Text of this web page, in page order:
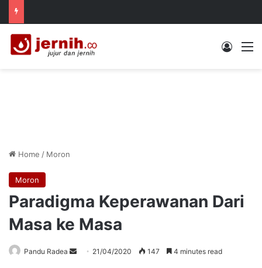
Log In
Home / Moron
Moron
Paradigma Keperawanan Dari
Masa ke Masa
Pandu Radea
Send 21/04/2020 147 4 minutes read